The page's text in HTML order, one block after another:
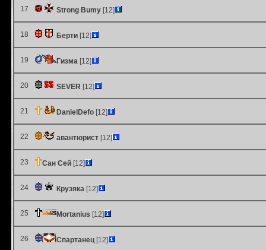
17 Strong Bumy [12]
18 Берти [12]
19 Гизма [12]
20 SEVER [12]
21 DanielDefo [12]
22 авантюрист [12]
23 Сан Сей [12]
24 Крузяка [12]
25 Mortanius [12]
26 Спартанец[12]